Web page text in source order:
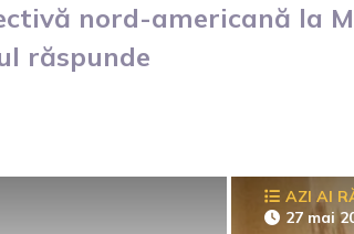
nord-americană la
răspunde
AZI AI
27 mai